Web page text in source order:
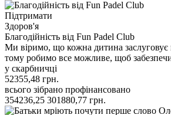
Підтримати
Здоров'я
Благодійність від Fun Padel Club
Ми віримо, що кожна дитина заслуговує
тому робимо все можливе, щоб
у скарбничці
52355,48 грн.
всього зібрано профінансовано
354236,25 301880,77 грн.